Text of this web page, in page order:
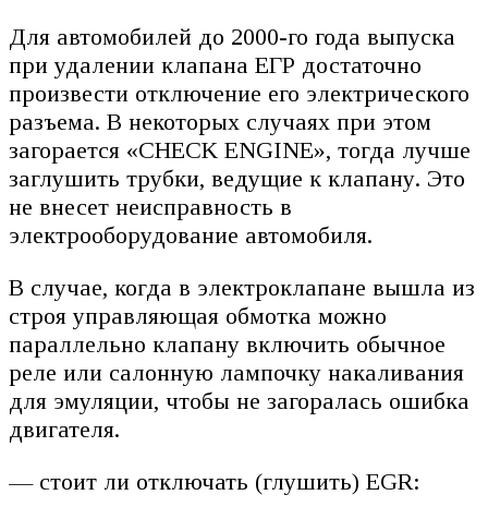
Для автомобилей до 2000-го года выпуска
при удалении клапана ЕГР достаточно
произвести отключение его электрического
разъема. В некоторых случаях при этом
загорается «CHECK ENGINE», тогда лучше
заглушить трубки, ведущие к клапану. Это
не внесет неисправность в
электрооборудование автомобиля.
В случае, когда в электроклапане вышла из
строя управляющая обмотка можно
параллельно клапану включить обычное
реле или салонную лампочку накаливания
для эмуляции, чтобы не загоралась ошибка
двигателя.
— стоит ли отключать (глушить) EGR: